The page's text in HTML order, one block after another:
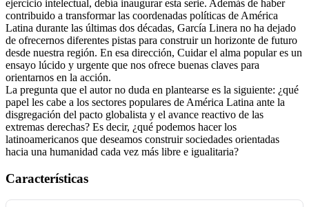
ejercicio intelectual, debía inaugurar esta serie. Además de haber
contribuido a transformar las coordenadas políticas de América
Latina durante las últimas dos décadas, García Linera no ha dejado
de ofrecernos diferentes pistas para construir un horizonte de futuro
desde nuestra región. En esa dirección, Cuidar el alma popular es un
ensayo lúcido y urgente que nos ofrece buenas claves para
orientarnos en la acción.
La pregunta que el autor no duda en plantearse es la siguiente: ¿qué
papel les cabe a los sectores populares de América Latina ante la
disgregación del pacto globalista y el avance reactivo de las
extremas derechas? Es decir, ¿qué podemos hacer los
latinoamericanos que deseamos construir sociedades orientadas
hacia una humanidad cada vez más libre e igualitaria?
Características